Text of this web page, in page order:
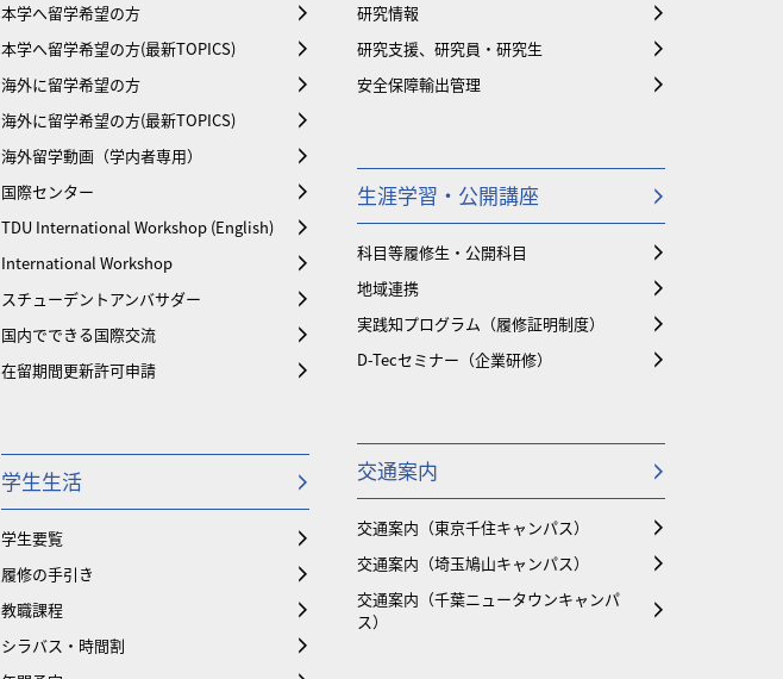
本学へ留学希望の方
本学へ留学希望の方(最新TOPICS)
海外に留学希望の方
海外に留学希望の方(最新TOPICS)
海外留学動画（学内者専用）
国際センター
TDU International Workshop (English)
International Workshop
スチューデントアンバサダー
国内でできる国際交流
在留期間更新許可申請
学生生活
学生要覧
履修の手引き
教職課程
シラバス・時間割
研究情報
研究支援、研究員・研究生
安全保障輸出管理
生涯学習・公開講座
科目等履修生・公開科目
地域連携
実践知プログラム（履修証明制度）
D-Tecセミナー（企業研修）
交通案内
交通案内（東京千住キャンパス）
交通案内（埼玉鳩山キャンパス）
交通案内（千葉ニュータウンキャンパ
ス）